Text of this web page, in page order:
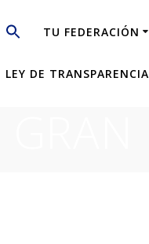
TU FEDERACIÓN
LEY DE TRANSPARENCIA